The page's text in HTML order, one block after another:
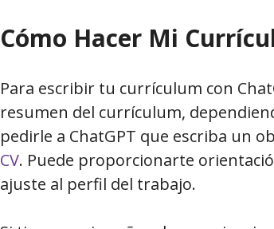
Cómo Hacer Mi
Para escribir tu currículum con
resumen del currículum,
pedirle a ChatGPT que escriba un
CV. Puede proporcionarte
ajuste al perfil del trabajo.